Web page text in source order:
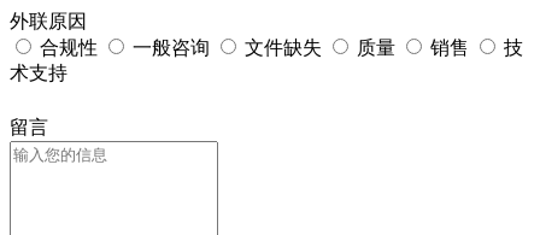
外联原因
合规性
一般咨询 文件缺失 质量 销售
技
术支持
留言